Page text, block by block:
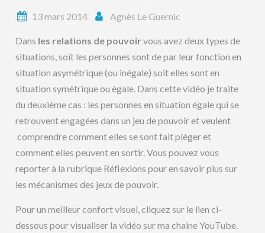
13 mars 2014 Agnès Le Guernic
Dans les relations de pouvoir vous avez deux types de
situations, soit les personnes sont de par leur fonction en
situation asymétrique (ou inégale) soit elles sont en
situation symétrique ou égale. Dans cette vidéo je traite
du deuxième cas : les personnes en situation égale qui se
retrouvent engagées dans un jeu de pouvoir et veulent
comprendre comment elles se sont fait piéger et
comment elles peuvent en sortir. Vous pouvez vous
reporter à la rubrique Réflexions pour en savoir plus sur
les mécanismes des jeux de pouvoir.
Pour un meilleur confort visuel, cliquez sur le lien ci-
dessous pour visualiser la vidéo sur ma chaine YouTube.